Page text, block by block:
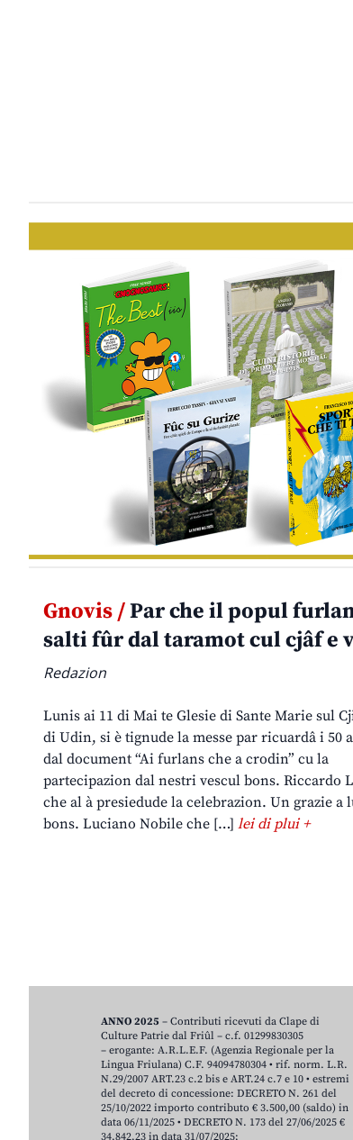
Gnovis /Par che il popul
salti fûr dal taramot cul cjâf e
Redazion
Lunis ai 11 di Mai te Glesie di Sante Marie sul
di Udin, si è tignude la messe par ricuardâ i 50
dal document “Ai furlans che a crodin” cu la
partecipazion dal nestri vescul bons. Riccardo
che al à presiedude la celebrazion. Un grazie a
bons. Luciano Nobile che […] lei di plui +
ANNO 2025 – Contributi ricevuti da Clape di
Culture Patrie dal Friûl – c.f. 01299830305
– erogante: A.R.L.E.F. (Agenzia Regionale per la
Lingua Friulana) C.F. 94094780304 • rif. norm. L.R.
N.29/2007 ART.23 c.2 bis e ART.24 c.7 e 10 • estremi
del decreto di concessione: DECRETO N. 261 del
25/10/2022 importo contributo € 3.500,00 (saldo) in
data 06/11/2025 • DECRETO N. 173 del 27/06/2025 €
34.842,23 in data 31/07/2025;